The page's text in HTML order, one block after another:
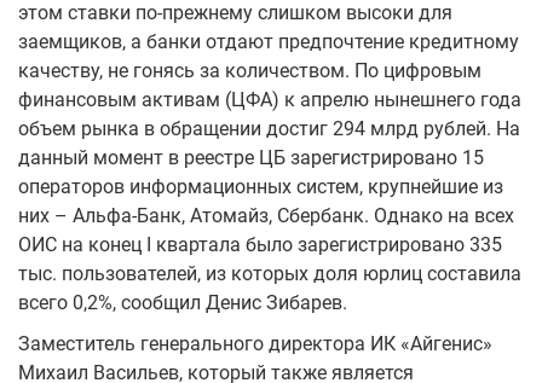
этом ставки по-прежнему слишком высоки для
заемщиков, а банки отдают предпочтение кредитному
качеству, не гонясь за количеством. По цифровым
финансовым активам (ЦФА) к апрелю нынешнего года
объем рынка в обращении достиг 294 млрд рублей. На
данный момент в реестре ЦБ зарегистрировано 15
операторов информационных систем, крупнейшие из
них – Альфа-Банк, Атомайз, Сбербанк. Однако на всех
ОИС на конец I квартала было зарегистрировано 335
тыс. пользователей, из которых доля юрлиц составила
всего 0,2%, сообщил Денис Зибарев.
Заместитель генерального директора ИК «Айгенис»
Михаил Васильев, который также является